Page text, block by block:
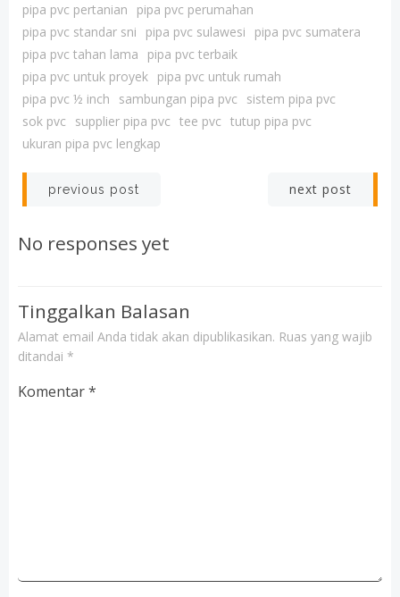
pipa pvc pertanian
pipa pvc perumahan
pipa pvc standar sni
pipa pvc sulawesi
pipa pvc sumatera
pipa pvc tahan lama
pipa pvc terbaik
pipa pvc untuk proyek pipa pvc untuk rumah
pipa pvc ½ inch
sambungan pipa pvc
sistem pipa pvc
sok pvc
supplier pipa pvc tee pvc tutup pipa pvc
ukuran pipa pvc lengkap
Post
navigation
previous post next post
No responses yet
Tinggalkan Balasan
Alamat email Anda tidak akan dipublikasikan. Ruas yang wajib
ditandai *
Komentar*